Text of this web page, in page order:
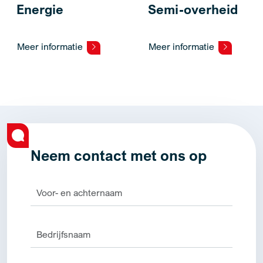
Energie
Meer informatie
Semi-overheid
Meer informatie
Neem contact met ons op